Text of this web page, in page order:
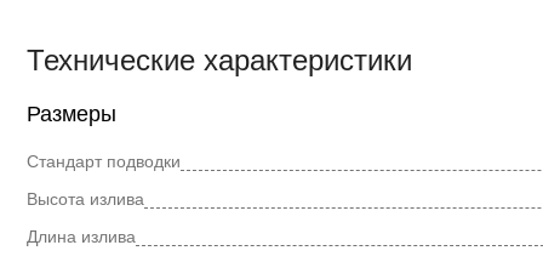
воспроизвели величие ушедшей эпохи. Теперь каждый из
времен прошлого столетия.
Современный смеситель для раковины Rav Slezak Morava
Технические характеристики
Размеры
Стандарт подводки
Высота излива
Длина излива